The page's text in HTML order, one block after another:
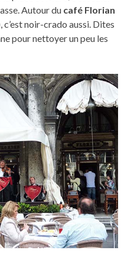
Autour du café Florian
noir-crado aussi. Dites
pour nettoyer un peu les